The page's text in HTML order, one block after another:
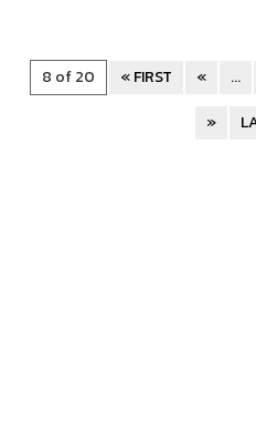
8 of 20 « FIRST « ...
»